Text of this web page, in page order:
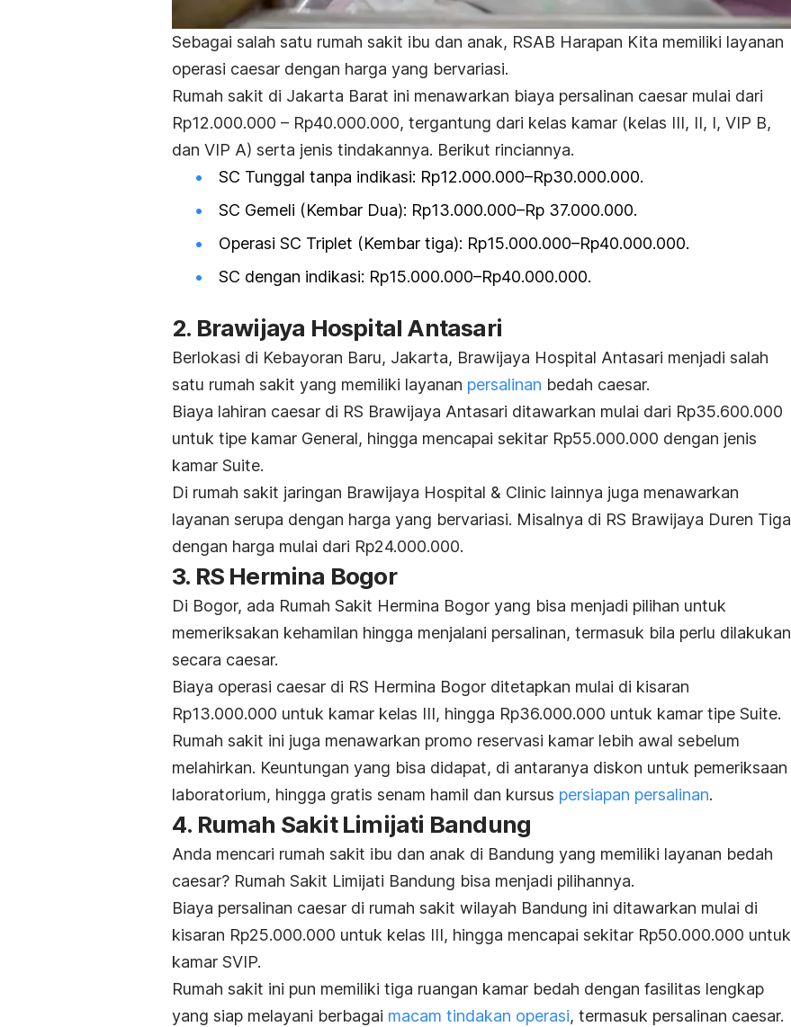
Sebagai salah satu rumah sakit ibu dan anak, RSAB Harapan Kita memiliki layanan
operasi caesar dengan harga yang bervariasi.
Rumah sakit di Jakarta Barat ini menawarkan biaya persalinan caesar mulai dari
Rp12.000.000 – Rp40.000.000, tergantung dari kelas kamar (kelas III, II, I, VIP B,
dan VIP A) serta jenis tindakannya. Berikut rinciannya.
SC Tunggal tanpa indikasi: Rp12.000.000–Rp30.000.000.
SC Gemeli (Kembar Dua): Rp13.000.000–Rp 37.000.000.
Operasi SC Triplet (Kembar tiga): Rp15.000.000–Rp40.000.000.
SC dengan indikasi: Rp15.000.000–Rp40.000.000.
2. Brawijaya Hospital Antasari
Berlokasi di Kebayoran Baru, Jakarta, Brawijaya Hospital Antasari menjadi salah
satu rumah sakit yang memiliki layanan persalinan bedah caesar.
Biaya lahiran caesar di RS Brawijaya Antasari ditawarkan mulai dari Rp35.600.000
untuk tipe kamar General, hingga mencapai sekitar Rp55.000.000 dengan jenis
kamar Suite.
Di rumah sakit jaringan Brawijaya Hospital & Clinic lainnya juga menawarkan
layanan serupa dengan harga yang bervariasi. Misalnya di RS Brawijaya Duren Tiga
dengan harga mulai dari Rp24.000.000.
3. RS Hermina Bogor
Di Bogor, ada Rumah Sakit Hermina Bogor yang bisa menjadi pilihan untuk
memeriksakan kehamilan hingga menjalani persalinan, termasuk bila perlu dilakukan
secara caesar.
Biaya operasi caesar di RS Hermina Bogor ditetapkan mulai di kisaran
Rp13.000.000 untuk kamar kelas III, hingga Rp36.000.000 untuk kamar tipe Suite.
Rumah sakit ini juga menawarkan promo reservasi kamar lebih awal sebelum
melahirkan. Keuntungan yang bisa didapat, di antaranya diskon untuk pemeriksaan
laboratorium, hingga gratis senam hamil dan kursus persiapan persalinan.
4. Rumah Sakit Limijati Bandung
Anda mencari rumah sakit ibu dan anak di Bandung yang memiliki layanan bedah
caesar? Rumah Sakit Limijati Bandung bisa menjadi pilihannya.
Biaya persalinan caesar di rumah sakit wilayah Bandung ini ditawarkan mulai di
kisaran Rp25.000.000 untuk kelas III, hingga mencapai sekitar Rp50.000.000 untuk
kamar SVIP.
Rumah sakit ini pun memiliki tiga ruangan kamar bedah dengan fasilitas lengkap
yang siap melayani berbagai macam tindakan operasi, termasuk persalinan caesar.